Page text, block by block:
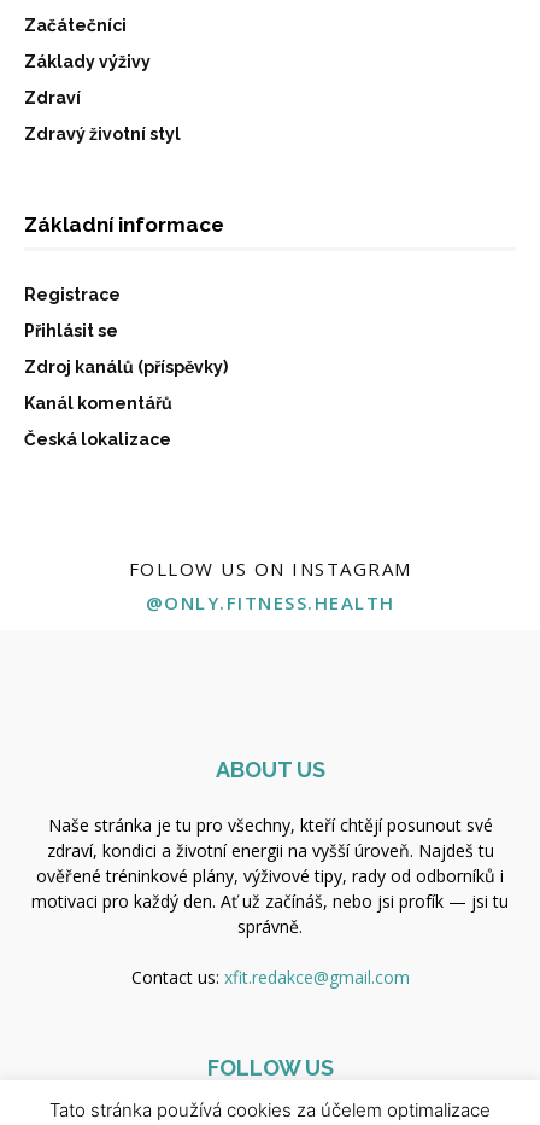
Začátečníci
Základy výživy
Zdraví
Zdravý životní styl
Základní informace
Registrace
Přihlásit se
Zdroj kanálů (příspěvky)
Kanál komentářů
Česká lokalizace
FOLLOW US ON INSTAGRAM
@ONLY.FITNESS.HEALTH
ABOUT US
Naše stránka je tu pro všechny, kteří chtějí posunout své
zdraví, kondici a životní energii na vyšší úroveň. Najdeš tu
ověřené tréninkové plány, výživové tipy, rady od odborníků i
motivaci pro každý den. Ať už začínáš, nebo jsi profík — jsi tu
správně.
Contact us: xfit.redakce@gmail.com
FOLLOW US
Tato stránka používá cookies za účelem optimalizace